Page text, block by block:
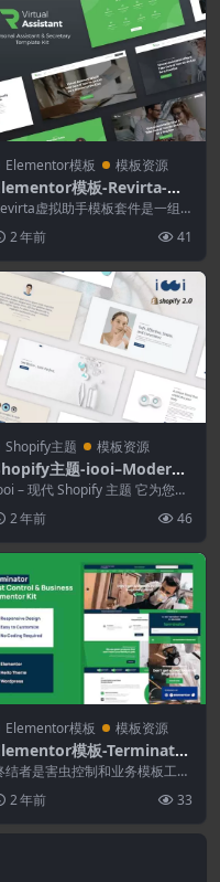
Elementor模板 模板资源
模板-Revirta-虚
助手业务模板套件
虚拟助手模板套件是一组
为虚拟个人助...
2 年前 41
Shopify主题 模板资源
主题-iooi–Modern
Product Shopify主题
– 现代 Shopify 主题 它为您提
...2 年前 46
Elementor模板 模板资源
模板-Terminator
业和害虫防治Elementor
模板套件
结者是害虫控制和业务模板工具
Hel...
2 年前 33